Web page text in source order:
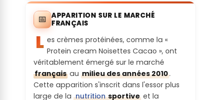
Le produit contient une ou plusieurs
substances potentiellement irritantes
Troubles
digestifs :
Le produit contient une ou plusieurs
substances potentiellement irritantes
:
L'emballage est recyclé en France
Labels sur
produit fini :
Pas de certification environnementale
Score PDCAA entre 0.8 et 1
Quantité de
fibres par
portion :
En dessous de 10% des AQR (=<3g)
📅 APPARITION SUR LE MARCHÉ
FRANÇAIS
L es crèmes protéinées, comme la «
Protein cream Noisettes Cacao », ont
véritablement émergé sur le marché
français aumilieu des années 2010.
Cette apparition s'inscrit dans l'essor plus
large de la nutritionsportive et la